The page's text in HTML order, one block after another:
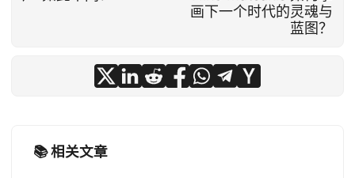
画下一个时代的灵魂与
蓝图？
📚 相关文章